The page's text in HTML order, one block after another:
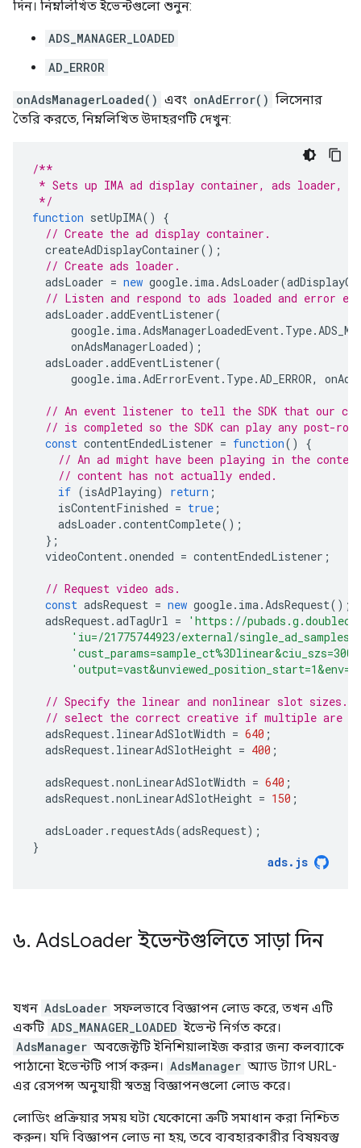
দিন। নিম্নলিখিত ইভেন্টগুলো শুনুন:
ADS_MANAGER_LOADED
AD_ERROR
onAdsManagerLoaded() এবং onAdError() লিসেনার
তৈরি করতে, নিম্নলিখিত উদাহরণটি দেখুন:
/**
* Sets up IMA ad display container, ads loader,
*/
function setUpIMA()
{
// Create the ad display container.
createAdDisplayContainer();
// Create ads loader.
adsLoader = new google. ima.AdsLoader(
// Listen and respond to ads loaded and error
adsLoader .addEventListener(
google. ima.AdsManagerLoadedEvent. Type.
onAdsManagerLoaded);
adsLoader .addEventListener(
google. ima.AdErrorEvent. Type.AD_ERROR,
// An event listener to tell the SDK that our
// is completed so the SDK can play any post-
const contentEndedListener = function()
{
// An ad might have been playing in the
// content has not actually ended.
if (isAdPlaying) return ;
isContentFinished = true ;
adsLoader .contentComplete();
};
videoContent.onended = contentEndedListener ;
// Request video ads.
const adsRequest = new google. ima.AdsRequest();
adsRequest.adTagUrl =
'https://
'iu=/21775744923/external/
// Specify the linear and nonlinear slot sizes.
// select the correct creative if multiple are
adsRequest. linearAdSlotWidth = 640 ;
adsRequest. linearAdSlotHeight = 400 ;
adsRequest.nonLinearAdSlotWidth = 640 ;
adsRequest.nonLinearAdSlotHeight = 150 ;
adsLoader . requestAds(adsRequest);
}
ads. js
৬. AdsLoader ইভেন্টগুলিতে সাড়া দিন
যখন AdsLoader সফলভাবে বিজ্ঞাপন লোড করে, তখন এটি
একটি ADS_MANAGER_LOADED ইভেন্ট নির্গত করে।
AdsManager অবজেক্টটি ইনিশিয়ালাইজ করার জন্য কলব্যাকে
পাঠানো ইভেন্টটি পার্স করুন। AdsManager অ্যাড ট্যাগ URL-
এর রেসপন্স অনুযায়ী স্বতন্ত্র বিজ্ঞাপনগুলো লোড করে।
লোডিং প্রক্রিয়ার সময় ঘটা যেকোনো ত্রুটি সমাধান করা নিশ্চিত
করুন। যদি বিজ্ঞাপন লোড না হয়, তবে ব্যবহারকারীর বিষয়বস্তু